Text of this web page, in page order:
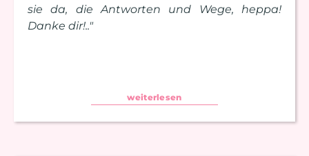
sie da, die Antworten und Wege, heppa!
Danke dir!.."
weiterlesen